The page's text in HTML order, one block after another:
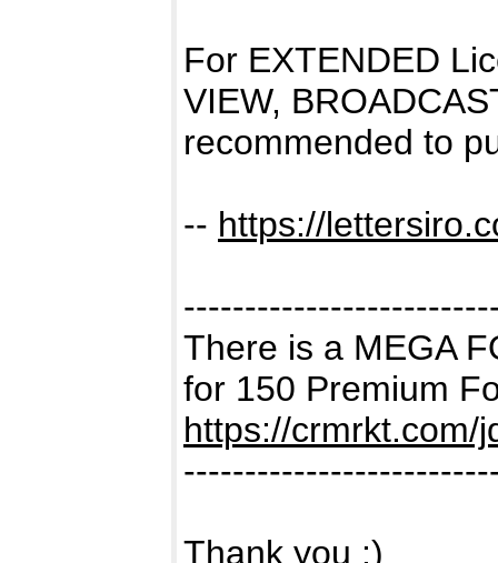
For EXTENDED
VIEW,
recommended to
-- https://
There is a MEGA
for 150 Premium
https://crmrkt.com/
Thank you :)